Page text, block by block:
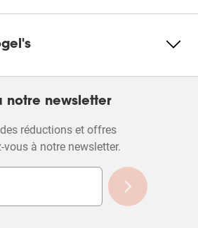
notre newsletter
réductions et offres
vous à notre newsletter.